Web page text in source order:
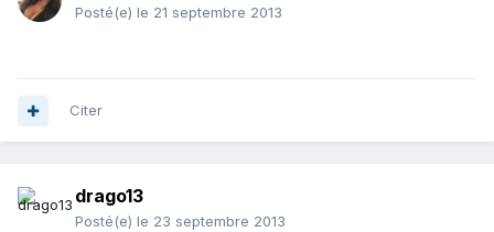
Posté(e) le 21 septembre 2013
Citer
drago13
Posté(e) le 23 septembre 2013